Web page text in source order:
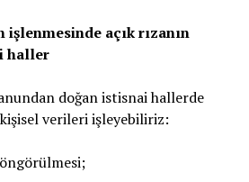
açık rızanın
haller
doğan istisnai hallerde
kişisel verileri işleyebiliriz: